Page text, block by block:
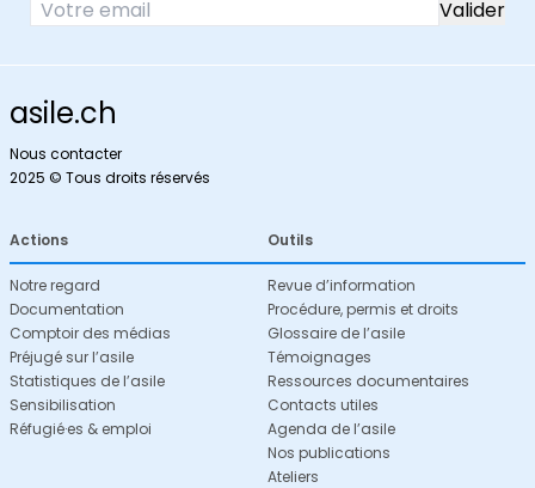
asile.ch
Nous contacter
2025 © Tous droits réservés
Actions
Notre regard
Documentation
Comptoir des médias
Préjugé sur l’asile
Statistiques de l’asile
Sensibilisation
Réfugié·es & emploi
Outils
Revue d’information
Procédure, permis et droits
Glossaire de l’asile
Témoignages
Ressources documentaires
Contacts utiles
Agenda de l’asile
Nos publications
Ateliers